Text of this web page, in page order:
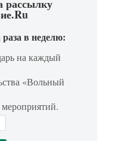
рассылку
в неделю:
на каждый
«Вольный